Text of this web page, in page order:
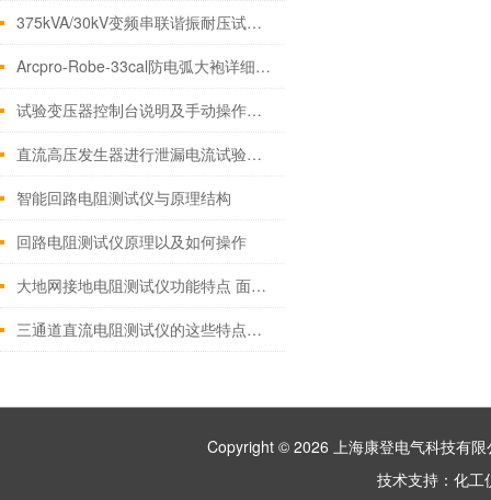
375kVA/30kV变频串联谐振耐压试验装置
Arcpro-Robe-33cal防电弧大袍详细说明
试验变压器控制台说明及手动操作方法
直流高压发生器进行泄漏电流试验试验方法
智能回路电阻测试仪与原理结构
回路电阻测试仪原理以及如何操作
大地网接地电阻测试仪功能特点 面板介绍
三通道直流电阻测试仪的这些特点你可能还不知道
Copyright © 2026 上海康登电气科技有
技术支持： 化工